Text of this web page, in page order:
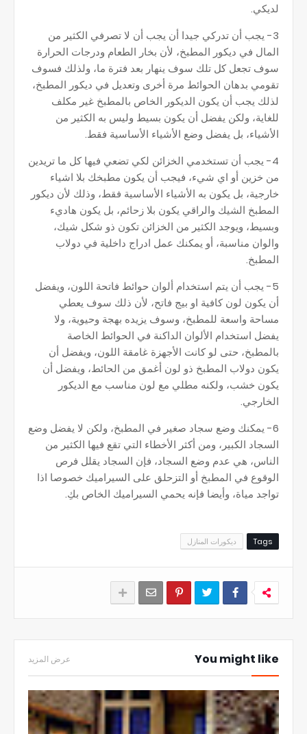
لديكي.
3- يجب أن تدركي جيدا أن يجب أن لا تصرفي الكثير من
المال في ديكور المطبخ، لأن بخار الطعام ودرجات الحرارة
سوف تجعل كل تلك سوف ينهار بعد فترة ما، ولذلك فسوف
تقومي بدهان الحوائط مرة أخرى وتعديل في ديكور المطبخ،
لذلك يجب أن يكون الديكور الخاص بالمطبخ غير مكلف
للغاية، ولكن يفضل أن يكون بسيط وليس به الكثير من
الأشياء، بل يفضل وضع الأشياء الأساسية فقط.
4- يجب أن تستخدمي الخزائن لكي تضعي فيها كل ما تريدين
من خزين أو اي شيء، فيجب أن يكون مطبخك بلا اشياء
خارجية، بل يكون به الأشياء الأساسية فقط، وذلك لأن ديكور
المطبخ الشيك والراقي يكون بلا زحائم، بل يكون هاديء
وبسيط، ويوجد الكثير من الخزائن تكون ذو شكل شيك،
والوان مناسبة، أو يمكنك عمل ادراج داخلية في دولاب
المطبخ.
5- يجب أن يتم استخدام ألوان حوائط فاتحة اللون، ويفضل
أن يكون لون كافية او بيج فاتح، لأن ذلك سوف يعطي
مساحة واسعة للمطبخ، وسوف يزيده بهجة وحيوية، ولا
يفضل استخدام الألوان الداكنة في الحوائط الخاصة
بالمطبخ، حتى لو كانت الأجهزة غامقة اللون، ويفضل أن
يكون دولاب المطبخ ذو لون أغمق من الحائط، ويفضل أن
يكون خشب، ولكنه مطلي مع لون مناسب مع الديكور
الخارجي.
6- يمكنك وضع سجاد صغير في المطبخ، ولكن لا يفضل وضع
السجاد الكبير، ومن أكثر الأخطاء التي تقع فيها الكثير من
الناس، هي عدم وضع السجاد، فإن السجاد يقلل فرص
الوقوع في المطبخ أو التزحلق على السيراميك خصوصا اذا
تواجد مياة، وأيضا فإنه يحمي السيراميك الخاص بكِ.
Tags ديكورات المنازل
You might like عرض المزيد